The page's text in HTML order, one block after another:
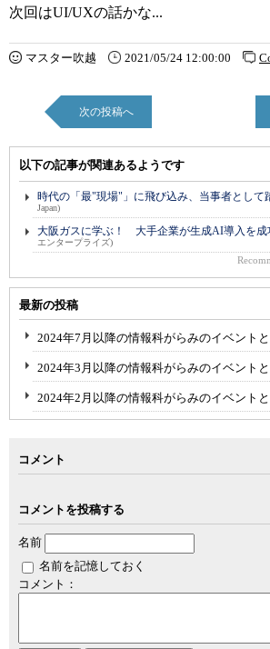
次回はUI/UXの話かな...
マスター吹越 2021/05/24 12:00:00
次の投稿へ
以下の記事が関連あるようです
時代の「最"現場"」に飛び込み、当事者として
Japan)
大阪ガスに学ぶ！ 大手企業が生成AI導入を成
エンタープライズ)
最新の投稿
2024年7月以降の情報科がらみのイベント
2024年3月以降の情報科がらみのイベント
2024年2月以降の情報科がらみのイベント
コメント
コメントを投稿する
名前
名前を記憶しておく
コメント：